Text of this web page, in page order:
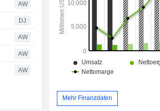
AW
DJ
AW
AW
AW
Mehr Finanzdaten